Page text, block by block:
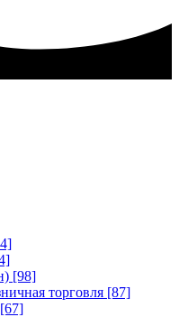
[98]
торговля [87]